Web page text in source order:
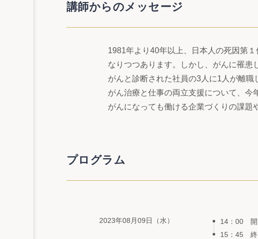
講師からのメッセージ
1981年より40年以上、日本人の死因第
なりつつあります。しかし、がんに罹
がんと診断された社員の3人に1人が離職
がん治療と仕事の両立支援について、
がんになっても働ける企業づくりの課題
プログラム
2023年08月09日（水）
14：00
15：45